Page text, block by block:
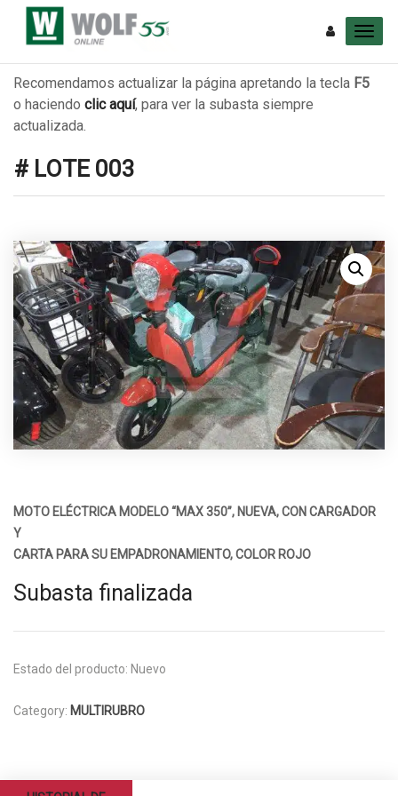
Recomendamos actualizar la página apretando la tecla F5
o haciendo clic aquí, para ver la subasta siempre
actualizada.
# LOTE 003
MOTO ELÉCTRICA MODELO “MAX 350”, NUEVA, CON CARGADOR
Y
CARTA PARA SU EMPADRONAMIENTO, COLOR ROJO
Subasta finalizada
Estado del producto: Nuevo
Category: MULTIRUBRO